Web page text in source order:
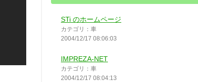
STi のホームページ
カテゴリ：車
2004/12/17 08:06:03
IMPREZA-NET
カテゴリ：車
2004/12/17 08:04:13